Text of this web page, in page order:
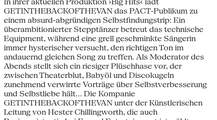
GETINTHEBACKOFTHEVAN das PACT-Publikum zu
einem absurd-abgründigen Selbstfindungstrip: Ein
überambitionierter Stepptänzer betreut das technische
Equipment, während eine grell geschminkte Sängerin
immer hysterischer versucht, den richtigen Ton im
andauernd gleichen Song zu treffen. Als Moderator des
Abends stellt sich ein riesiger Plüschhase vor, der
zwischen Theaterblut, Babyöl und Discokugeln
zunehmend verwirrte Vorträge über Selbstverbesserung
und Selbstliebe hält… Die Kompanie
GETINTHEBACKOFTHEVAN unter der Künstlerischen
Leitung von Hester Chillingworth, die auch